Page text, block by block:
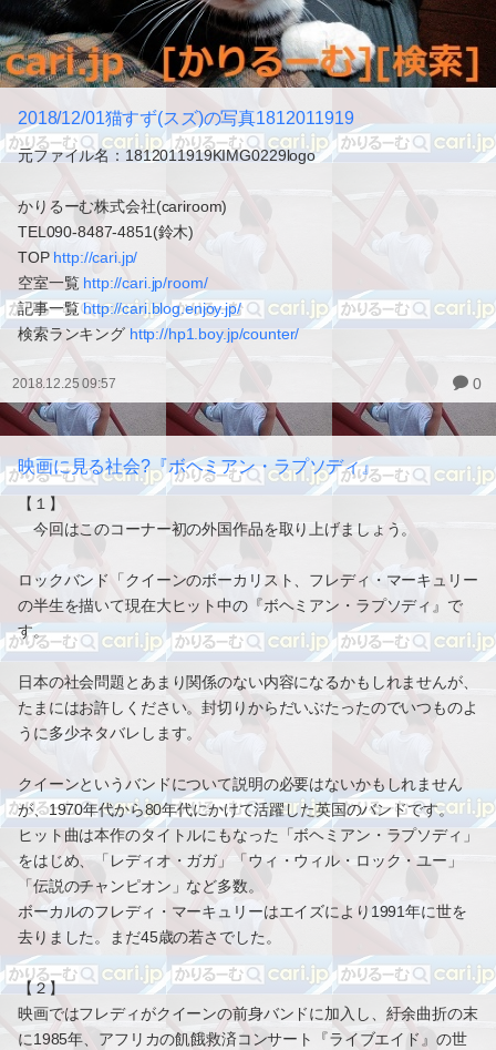
2018/12/01猫すず(スズ)の写真1812011919
元ファイル名：1812011919KIMG0229logo
かりるーむ株式会社(cariroom)
TEL090-8487-4851(鈴木)
TOP http://cari.jp/
空室一覧 http://cari.jp/room/
記事一覧http://cari.blog.enjoy.jp/
検索ランキング http://hp1.boy.jp/counter/
2018.12.25 09:57 0
映画に見る社会?『ボヘミアン・ラプソディ』
【１】
今回はこのコーナー初の外国作品を取り上げましょう。
ロックバンド「クイーンのボーカリスト、フレディ・マーキュリー
の半生を描いて現在大ヒット中の『ボヘミアン・ラプソディ』で
す。
日本の社会問題とあまり関係のない内容になるかもしれませんが、
たまにはお許しください。封切りからだいぶたったのでいつものよ
うに多少ネタバレします。
クイーンというバンドについて説明の必要はないかもしれません
が、1970年代から80年代にかけて活躍した英国のバンドです。
ヒット曲は本作のタイトルにもなった「ボヘミアン・ラプソディ」
をはじめ、「レディオ・ガガ」「ウィ・ウィル・ロック・ユー」
「伝説のチャンピオン」など多数。
ボーカルのフレディ・マーキュリーはエイズにより1991年に世を
去りました。まだ45歳の若さでした。
【２】
映画ではフレディがクイーンの前身バンドに加入し、紆余曲折の末
に1985年、アフリカの飢餓救済コンサート『ライブエイド』の世